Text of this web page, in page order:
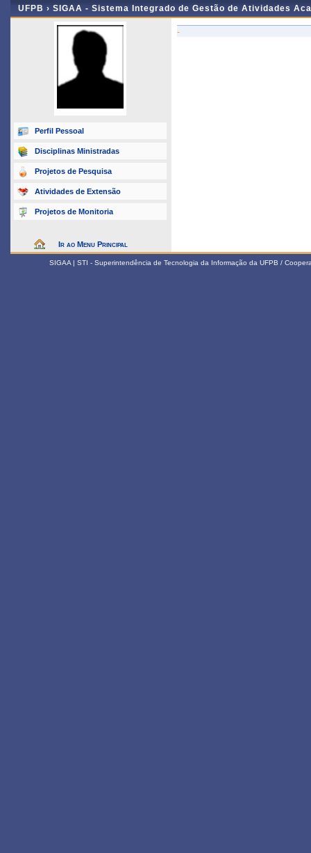
UFPB › SIGAA - Sistema Integrado de Gestão de Atividades
Perfil Pessoal
Disciplinas Ministradas
Projetos de Pesquisa
Atividades de Extensão
Projetos de Monitoria
Ir ao Menu Principal
-
SIGAA | STI - Superintendência de Tecnologia da Informação da UFPB /